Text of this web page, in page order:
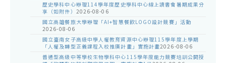
歷史學科中心辦理114學年度歷史學科中心線上讀書會暑期成果分
享（如附件） 2026-08-06
國立高雄餐旅大學辦理「AI+智慧餐飲LOGO設計競賽」活動
2026-08-06
國立臺南女子高級中學人權教育資源中心辦理115學年度上學期
「人權及轉型正義課程入校推廣計畫」實施計畫2026-08-06
普通型高級中等學校生物學科中心115學年度能力競賽培訓公開授